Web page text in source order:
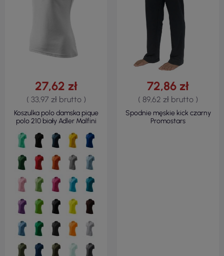
27,62 zł
( 33,97 zł brutto )
Koszulka polo damska pique
polo 210 biały Adler Malfini
72,86 zł
( 89,62 zł brutto )
Spodnie męskie kick czarny
Promostars